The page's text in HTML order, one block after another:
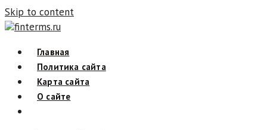
Skip to content
finterms.ru
Главная
Политика сайта
Карта сайта
О сайте